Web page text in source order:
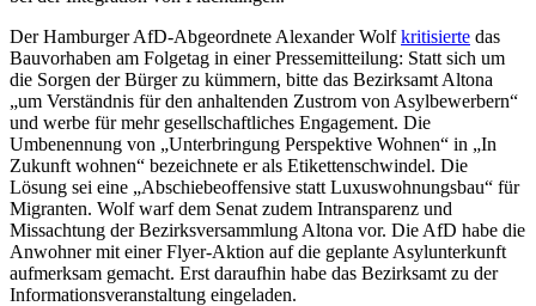
Der Hamburger AfD-Abgeordnete Alexander Wolfkritisierte das
Bauvorhaben am Folgetag in einer Pressemitteilung: Statt sich um
die Sorgen der Bürger zu kümmern, bitte das Bezirksamt Altona
„um Verständnis für den anhaltenden Zustrom von Asylbewerbern“
und werbe für mehr gesellschaftliches Engagement. Die
Umbenennung von „Unterbringung Perspektive Wohnen“ in „In
Zukunft wohnen“ bezeichnete er als Etikettenschwindel. Die
Lösung sei eine „Abschiebeoffensive statt Luxuswohnungsbau“ für
Migranten. Wolf warf dem Senat zudem Intransparenz und
Missachtung der Bezirksversammlung Altona vor. Die AfD habe die
Anwohner mit einer Flyer-Aktion auf die geplante Asylunterkunft
aufmerksam gemacht. Erst daraufhin habe das Bezirksamt zu der
Informationsveranstaltung eingeladen.